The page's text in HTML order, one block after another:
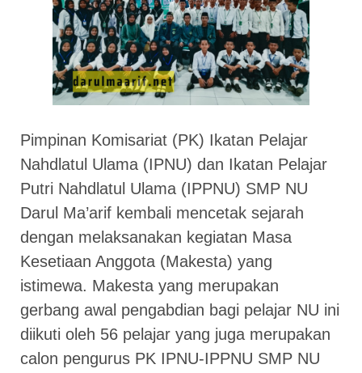
Pimpinan Komisariat (PK) Ikatan Pelajar
Nahdlatul Ulama (IPNU) dan Ikatan Pelajar
Putri Nahdlatul Ulama (IPPNU) SMP NU
Darul Ma’arif kembali mencetak sejarah
dengan melaksanakan kegiatan Masa
Kesetiaan Anggota (Makesta) yang
istimewa. Makesta yang merupakan
gerbang awal pengabdian bagi pelajar NU ini
diikuti oleh 56 pelajar yang juga merupakan
calon pengurus PK IPNU-IPPNU SMP NU